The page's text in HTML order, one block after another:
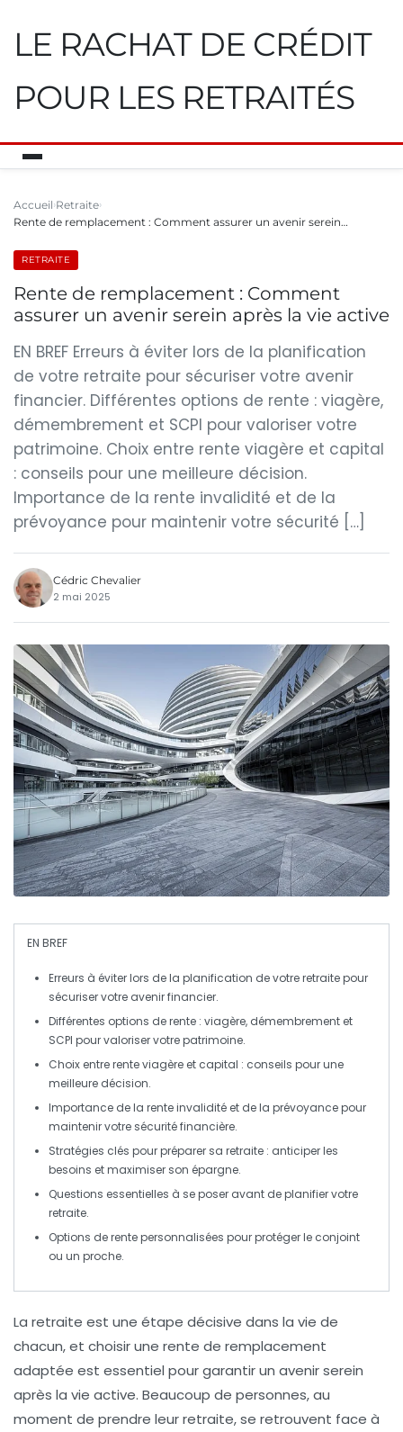
LE RACHAT DE CRÉDIT
POUR LES RETRAITÉS
Accueil Retraite
Rente de remplacement : Comment assurer un avenir serein…
RETRAITE
Rente de remplacement : Comment
assurer un avenir serein après la vie active
EN BREF Erreurs à éviter lors de la planification
de votre retraite pour sécuriser votre avenir
financier. Différentes options de rente : viagère,
démembrement et SCPI pour valoriser votre
patrimoine. Choix entre rente viagère et capital
: conseils pour une meilleure décision.
Importance de la rente invalidité et de la
prévoyance pour maintenir votre sécurité […]
Cédric Chevalier
2 mai 2025
EN BREF
Erreurs à éviterlors de la planification de votre retraite pour
sécuriser votre avenir financier.
Différentes options derente : viagère, démembrement et
SCPI pour valoriser votre patrimoine.
Choix entrerente viagère et capital : conseils pour une
meilleure décision.
Importance de la rente invalidité et de la prévoyancepour
maintenir votre sécurité financière.
Stratégies clés pour préparer sa retraite : anticiper les
besoins et maximiser son épargne.
Questions essentielles à se poser avant de planifier votre
retraite.
Options derente personnalisées pour protéger le conjoint
ou un proche.
La retraite est une étape décisive dans la vie de
chacun, et choisir une rente de remplacement
adaptée est essentiel pour garantir un avenir serein
après la vie active. Beaucoup de personnes, au
moment de prendre leur retraite, se retrouvent face à